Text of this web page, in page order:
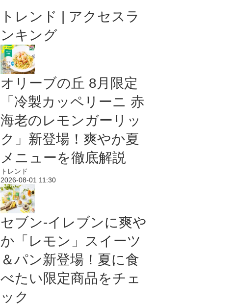
トレンド | アクセスラ
ンキング
オリーブの丘 8月限定
「冷製カッペリーニ 赤
海老のレモンガーリッ
ク」新登場！爽やか夏
メニューを徹底解説
トレンド
2026-08-01 11:30
セブン‐イレブンに爽や
か「レモン」スイーツ
＆パン新登場！夏に食
べたい限定商品をチェ
ック